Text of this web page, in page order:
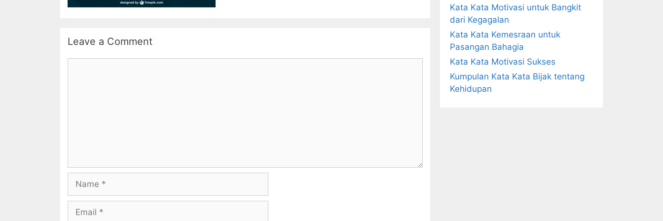
Leave a Comment
Name
Email
Kata Kata Motivasi untuk Bangkit
dari Kegagalan
Kata Kata Kemesraan untuk
Pasangan Bahagia
Kata Kata Motivasi Sukses
Kumpulan Kata Kata Bijak tentang
Kehidupan